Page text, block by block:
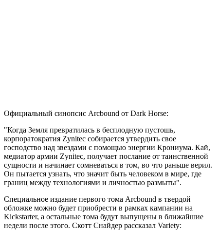
Официальный синопсис Arcbound от Dark Horse:
"Когда Земля превратилась в бесплодную пустошь,
корпоратократия Zynitec собирается утвердить свое
господство над звездами с помощью энергии Крониума. Кай,
медиатор армии Zynitec, получает послание от таинственной
сущности и начинает сомневаться в том, во что раньше верил.
Он пытается узнать, что значит быть человеком в мире, где
границ между технологиями и личностью размыты".
Специальное издание первого тома Arcbound в твердой
обложке можно будет приобрести в рамках кампании на
Kickstarter, а остальные тома будут выпущены в ближайшие
недели после этого. Скотт Снайдер рассказал Variety: